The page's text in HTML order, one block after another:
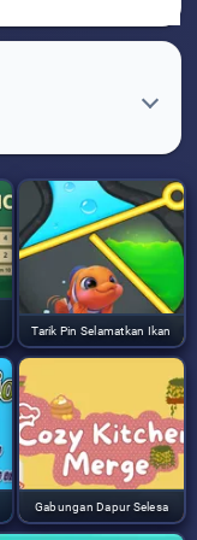
Tarik Pin Selamatkan Ikan
Gabungan Dapur Selesa